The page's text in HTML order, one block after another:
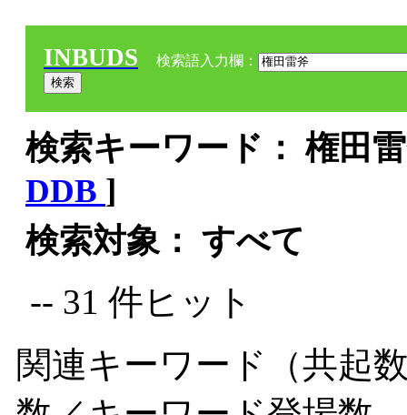
INBUDS 検索語入力欄：
検索キーワード： 権田
DDB ]
検索対象： すべて
-- 31 件ヒット
関連キーワード（共起